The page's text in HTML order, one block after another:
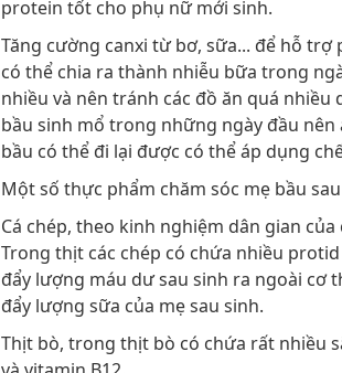
protein tốt cho phụ nữ mới sinh.
Tăng cường canxi từ bơ, sữa... để hỗ trợ
có thể chia ra thành nhiễu bữa trong
nhiều và nên tránh các đồ ăn quá
bầu sinh mổ trong những ngày đầu
bầu có thể đi lại được có thể áp dụng
Một số thực phẩm chăm sóc mẹ bầu
Cá chép, theo kinh nghiệm dân gian
Trong thịt các chép có chứa nhiều
đẩy lượng máu dư sau sinh ra ngoài cơ
đẩy lượng sữa của mẹ sau sinh.
Thịt bò, trong thịt bò có chứa rất nhiều